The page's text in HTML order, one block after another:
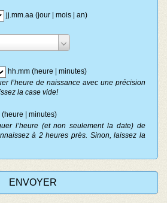
jj.mm.aa (jour | mois | an)
hh.mm (heure | minutes)
l’heure de naissance avec une précision
la case vide!
(heure | minutes)
l’heure (et non seulement la date) de
à 2 heures près. Sinon, laissez la